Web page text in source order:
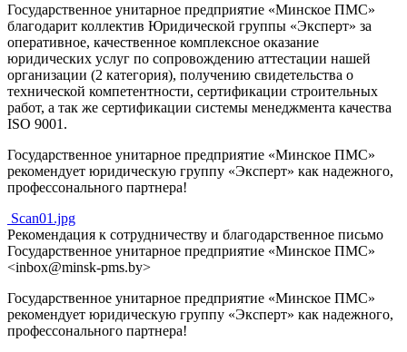
Государственное унитарное предприятие «Минское ПМС»
благодарит коллектив Юридической группы «Эксперт» за
оперативное, качественное комплексное оказание
юридических услуг по сопровождению аттестации нашей
организации (2 категория), получению свидетельства о
технической компетентности, сертификации строительных
работ, а так же сертификации системы менеджмента качества
ISO 9001.
Государственное унитарное предприятие «Минское ПМС»
рекомендует юридическую группу «Эксперт» как надежного,
профессонального партнера!
Scan01.jpg
Рекомендация к сотрудничеству и благодарственное письмо
Государственное унитарное предприятие «Минское ПМС»
<inbox@minsk-pms.by>
Государственное унитарное предприятие «Минское ПМС»
рекомендует юридическую группу «Эксперт» как надежного,
профессонального партнера!